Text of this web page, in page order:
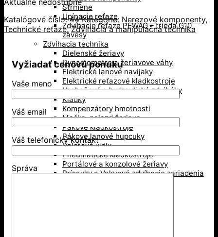
Strmene
Upínacie reťaze
Zdvíhacie reťaze PEWAG – trieda G10
závesy
Zdvíhacia technika
Dielenské žeriavy
Dynamometre a žeriavove váhy
Elektrické lanové navijaky
Elektrické reťazové kladkostroje
Hrebeňové a hydraulické zdviháky
Kladky
Kompenzátory hmotnosti
Mačka, pojazd žeriava
Pákové kladkostroje
Pákove lanové hupcuky
Paletové vidly
Pneumatické kladkostroje
Portálové a konzolové žeriavy
Prísavky a Vakuové zdvíhacie zariadenia
Katalógové číslo:44 Kategórie: Nerezové komponenty,
Technické reťaze,Zdvíhacia a manipulačná technika
Vyžiadať cenovú ponuku
Vaše meno
Váš email
Váš telefonický kontakt
Správa